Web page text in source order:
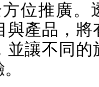
位推廣。
與產品，將
並讓不同的